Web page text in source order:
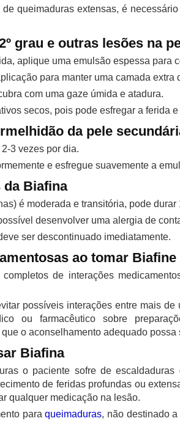
queimaduras extensas, é
grau e outras lesões na
aplique uma emulsão espessa para
para manter uma camada extra
com uma gaze úmida e atadura.
secos, pois pode esfregar a ferida
da pele
3 vezes por dia.
e esfregue suavemente a
Biafina
é moderada e transitória, pode durar
desenvolver uma alergia de
ser descontinuado imediatamente.
ao tomar Biafine
de interações
possíveis interações entre mais de
ou farmacêutico sobre
o aconselhamento adequado possa
Biafina
o paciente sofre de escaldaduras
de feridas profundas ou
qualquer medicação na lesão.
paraqueimaduras, não destinado